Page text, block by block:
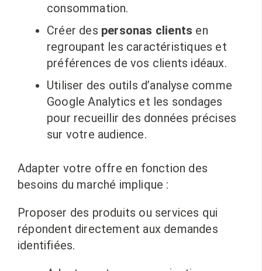
consommation.
Créer des personas clients en
regroupant les caractéristiques et
préférences de vos clients idéaux.
Utiliser des outils d’analyse comme
Google Analytics et les sondages
pour recueillir des données précises
sur votre audience.
Adapter votre offre en fonction des
besoins du marché implique :
Proposer des produits ou services qui
répondent directement aux demandes
identifiées.